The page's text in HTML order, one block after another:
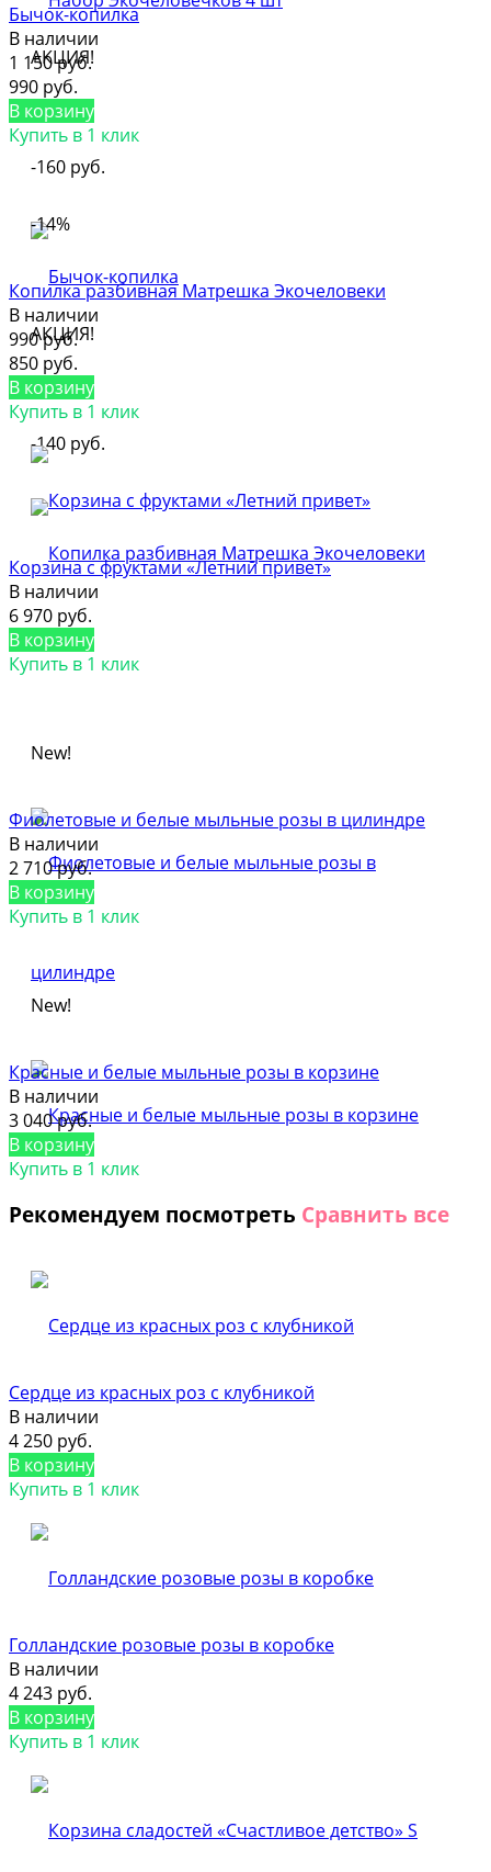
АКЦИЯ!
-160 руб.
Бычок-копилка
В наличии
1 150 руб.
990 руб.
В корзину
Купить в 1 клик
-14%
АКЦИЯ!
-140 руб.
Копилка разбивная Матрешка Экочеловеки
В наличии
990 руб.
850 руб.
В корзину
Купить в 1 клик
Корзина с фруктами «Летний привет»
В наличии
6 970 руб.
В корзину
Купить в 1 клик
New!
Фиолетовые и белые мыльные розы в цилиндре
В наличии
2 710 руб.
В корзину
Купить в 1 клик
New!
Красные и белые мыльные розы в корзине
В наличии
3 040 руб.
В корзину
Купить в 1 клик
Рекомендуем посмотреть Сравнить все
Сердце из красных роз с клубникой
В наличии
4 250 руб.
В корзину
Купить в 1 клик
Голландские розовые розы в коробке
В наличии
4 243 руб.
В корзину
Купить в 1 клик